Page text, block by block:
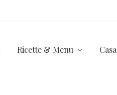
Ricette & Menu Casa